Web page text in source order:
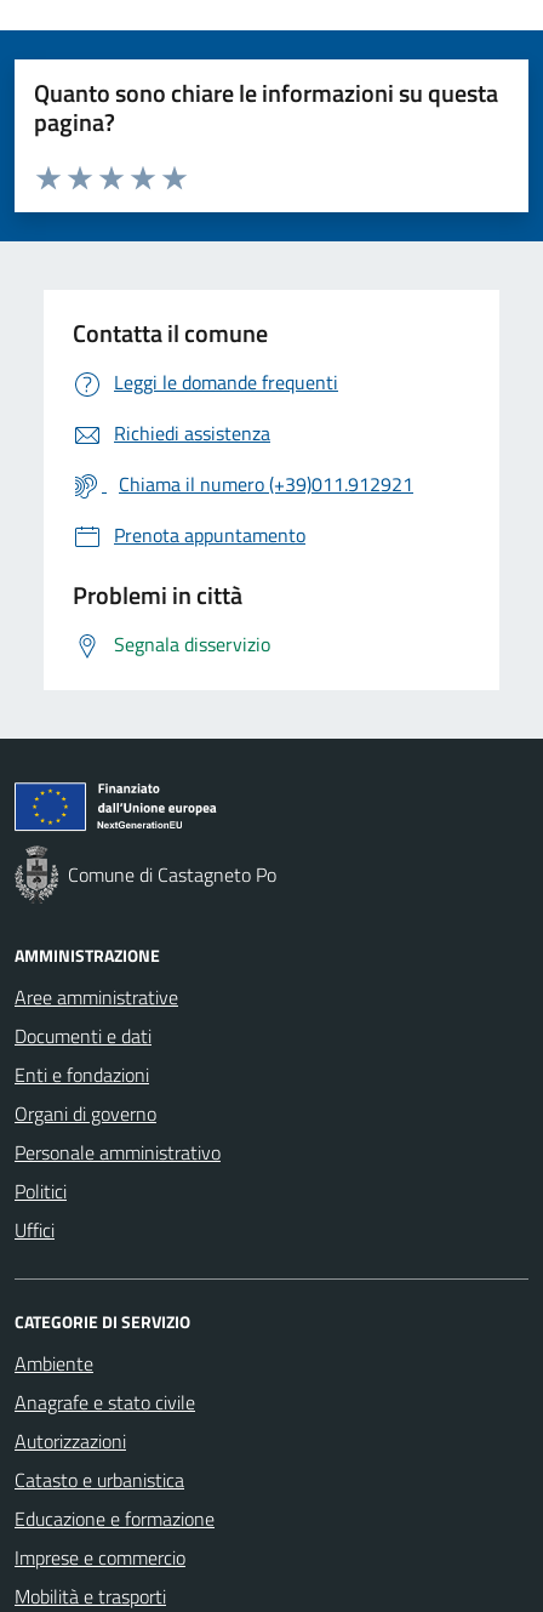
Quanto sono chiare le informazioni su questa
pagina?
Valuta da 1 a 5 stelle la pagina
Valuta 5 stelle su 5
Valuta 4 stelle su 5
Valuta 3 stelle su 5
Valuta 2 stelle su 5
Valuta 1 stelle su 5
Contatta il comune
Leggi le domande frequenti
Richiedi assistenza
Chiama il numero (+39)011.912921
Prenota appuntamento
Problemi in città
Segnala disservizio
Comune di Castagneto Po
AMMINISTRAZIONE
Aree amministrative
Documenti e dati
Enti e fondazioni
Organi di governo
Personale amministrativo
Politici
Uffici
CATEGORIE DI SERVIZIO
Ambiente
Anagrafe e stato civile
Autorizzazioni
Catasto e urbanistica
Educazione e formazione
Imprese e commercio
Mobilità e trasporti